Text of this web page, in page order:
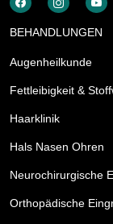
BEHANDLUNGEN
Augenheilkunde
Fettleibigkeit &
Haarklinik
Hals Nasen Ohren
Neurochirurgische
Orthopädische